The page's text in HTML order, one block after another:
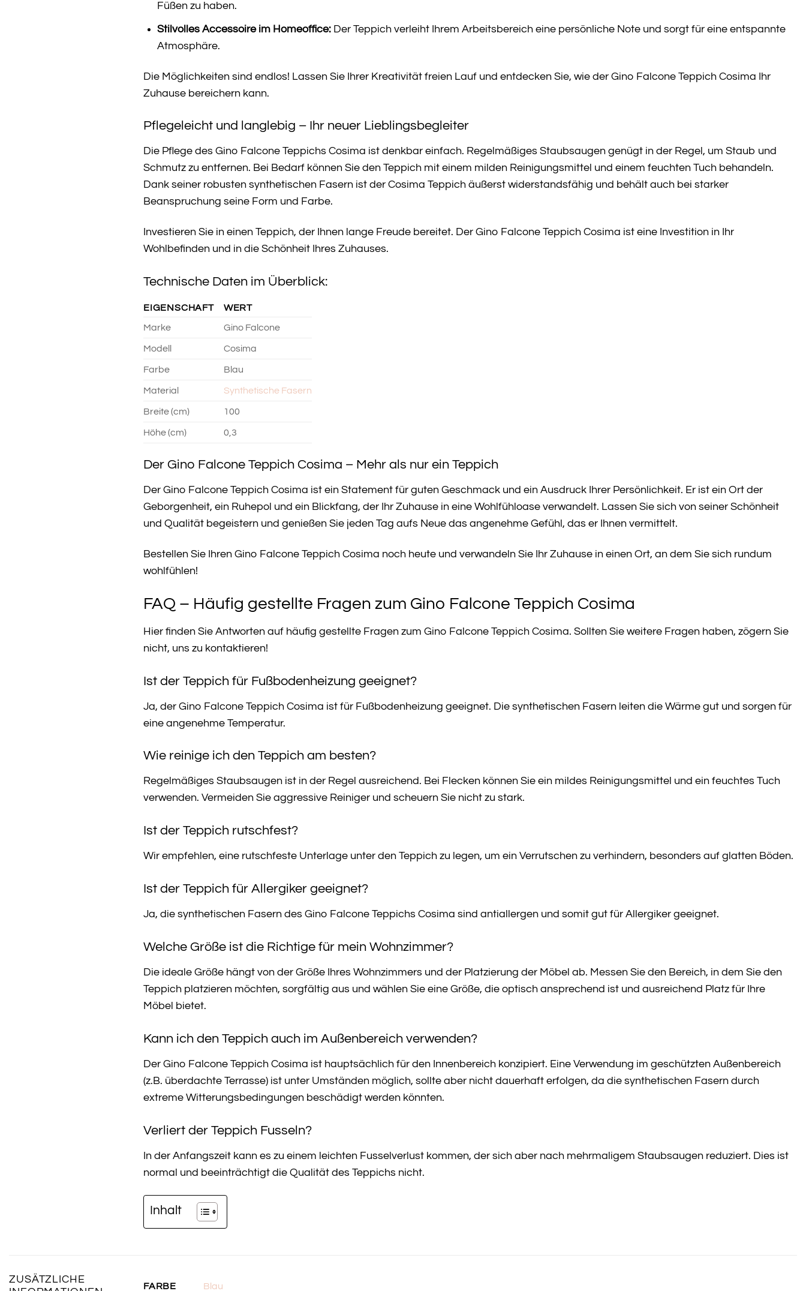
Füßen zu haben.
Stilvolles Accessoire im Homeoffice:Der Teppich verleiht Ihrem Arbeitsbereich eine persönliche Note und sorgt für eine entspannte
Atmosphäre.
Die Möglichkeiten sind endlos! Lassen Sie Ihrer Kreativität freien Lauf und entdecken Sie, wie der Gino Falcone Teppich Cosima Ihr
Zuhause bereichern kann.
Pflegeleicht und langlebig – Ihr neuer Lieblingsbegleiter
Die Pflege des Gino Falcone Teppichs Cosima ist denkbar einfach. Regelmäßiges Staubsaugen genügt in der Regel, um Staub und
Schmutz zu entfernen. Bei Bedarf können Sie den Teppich mit einem milden Reinigungsmittel und einem feuchten Tuch behandeln.
Dank seiner robusten synthetischen Fasern ist der Cosima Teppich äußerst widerstandsfähig und behält auch bei starker
Beanspruchung seine Form und Farbe.
Investieren Sie in einen Teppich, der Ihnen lange Freude bereitet. Der Gino Falcone Teppich Cosima ist eine Investition in Ihr
Wohlbefinden und in die Schönheit Ihres Zuhauses.
Technische Daten im Überblick:
EIGENSCHAFT WERT
Marke Gino Falcone
Modell Cosima
Farbe Blau
Material Synthetische Fasern
Breite (cm) 100
Höhe (cm) 0,3
Der Gino Falcone Teppich Cosima – Mehr als nur ein Teppich
Der Gino Falcone Teppich Cosima ist ein Statement für guten Geschmack und ein Ausdruck Ihrer Persönlichkeit. Er ist ein Ort der
Geborgenheit, ein Ruhepol und ein Blickfang, der Ihr Zuhause in eine Wohlfühloase verwandelt. Lassen Sie sich von seiner Schönheit
und Qualität begeistern und genießen Sie jeden Tag aufs Neue das angenehme Gefühl, das er Ihnen vermittelt.
Bestellen Sie Ihren Gino Falcone Teppich Cosima noch heute und verwandeln Sie Ihr Zuhause in einen Ort, an dem Sie sich rundum
wohlfühlen!
FAQ – Häufig gestellte Fragen zum Gino Falcone Teppich Cosima
Hier finden Sie Antworten auf häufig gestellte Fragen zum Gino Falcone Teppich Cosima. Sollten Sie weitere Fragen haben, zögern Sie
nicht, uns zu kontaktieren!
Ist der Teppich für Fußbodenheizung geeignet?
Ja, der Gino Falcone Teppich Cosima ist für Fußbodenheizung geeignet. Die synthetischen Fasern leiten die Wärme gut und sorgen für
eine angenehme Temperatur.
Wie reinige ich den Teppich am besten?
Regelmäßiges Staubsaugen ist in der Regel ausreichend. Bei Flecken können Sie ein mildes Reinigungsmittel und ein feuchtes Tuch
verwenden. Vermeiden Sie aggressive Reiniger und scheuern Sie nicht zu stark.
Ist der Teppich rutschfest?
Wir empfehlen, eine rutschfeste Unterlage unter den Teppich zu legen, um ein Verrutschen zu verhindern, besonders auf glatten Böden.
Ist der Teppich für Allergiker geeignet?
Ja, die synthetischen Fasern des Gino Falcone Teppichs Cosima sind antiallergen und somit gut für Allergiker geeignet.
Welche Größe ist die Richtige für mein Wohnzimmer?
Die ideale Größe hängt von der Größe Ihres Wohnzimmers und der Platzierung der Möbel ab. Messen Sie den Bereich, in dem Sie den
Teppich platzieren möchten, sorgfältig aus und wählen Sie eine Größe, die optisch ansprechend ist und ausreichend Platz für Ihre
Möbel bietet.
Kann ich den Teppich auch im Außenbereich verwenden?
Der Gino Falcone Teppich Cosima ist hauptsächlich für den Innenbereich konzipiert. Eine Verwendung im geschützten Außenbereich
(z.B. überdachte Terrasse) ist unter Umständen möglich, sollte aber nicht dauerhaft erfolgen, da die synthetischen Fasern durch
extreme Witterungsbedingungen beschädigt werden könnten.
Verliert der Teppich Fusseln?
In der Anfangszeit kann es zu einem leichten Fusselverlust kommen, der sich aber nach mehrmaligem Staubsaugen reduziert. Dies ist
normal und beeinträchtigt die Qualität des Teppichs nicht.
Inhalt
ZUSÄTZLICHE
FARBE Blau